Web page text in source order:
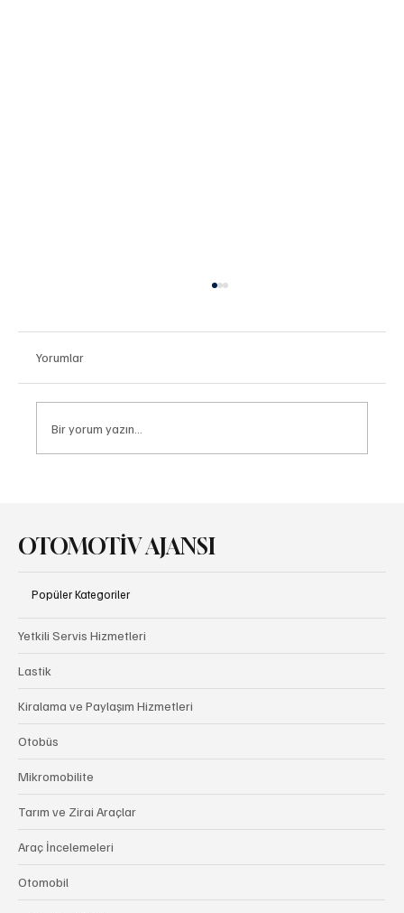
Yorumlar
Bir yorum yazın...
OTOMOTİV AJANSI
Popüler Kategoriler
Yetkili Servis Hizmetleri
Lastik
Kiralama ve Paylaşım Hizmetleri
Otobüs
Mikromobilite
Tarım ve Zirai Araçlar
Araç İncelemeleri
Otomobil